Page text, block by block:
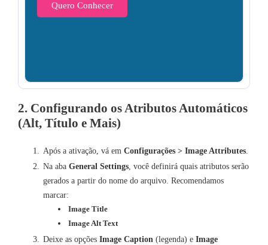
Quero Conhecer
2. Configurando os Atributos Automáticos
(Alt, Título e Mais)
Após a ativação, vá em Configurações > Image Attributes.
Na aba General Settings, você definirá quais atributos serão
gerados a partir do nome do arquivo. Recomendamos
marcar:
Image Title
Image Alt Text
Deixe as opções Image Caption (legenda) e Image